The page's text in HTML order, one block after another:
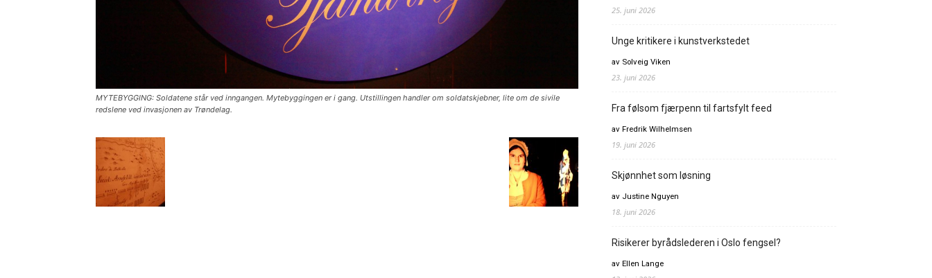
MYTEBYGGING: Soldatene står ved inngangen. Mytebyggingen er i gang. Utstillingen handler om soldatskjebner, lite om de sivile
redslene ved invasjonen av Trøndelag.
25. juni 2026
Unge kritikere i kunstverkstedet
av Solveig Viken
23. juni 2026
Fra følsom fjærpenn til fartsfylt feed
av Fredrik Wilhelmsen
19. juni 2026
Skjønnhet som løsning
av Justine Nguyen
18. juni 2026
Risikerer byrådslederen i Oslo fengsel?
av Ellen Lange